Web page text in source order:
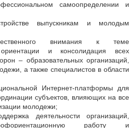
самоопределении и
выпускникам и молодым
внимания к теме
и консолидация всех
– образовательных организаций,
а также специалистов в области
Интернет-платформы для
субъектов, влияющих на все
молодежи;
деятельности организаций,
работу и